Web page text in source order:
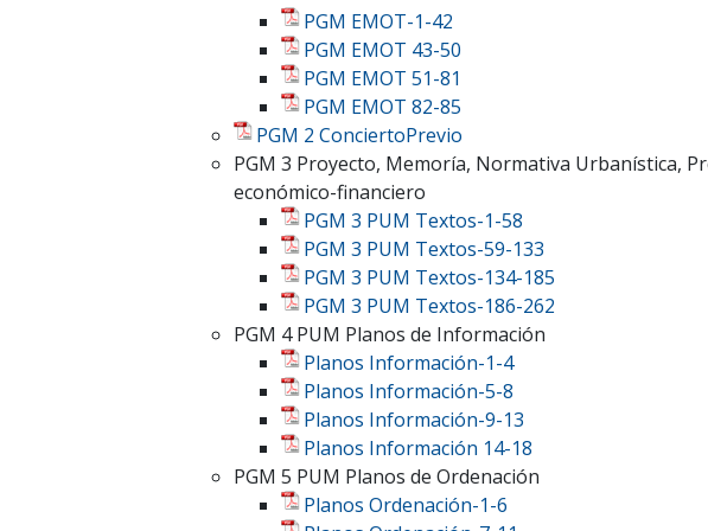
PGM EMOT-1-42
PGM EMOT 43-50
PGM EMOT 51-81
PGM EMOT 82-85
PGM 2 ConciertoPrevio
PGM 3 Proyecto, Memoría, Normativa Urbanística,
económico-financiero
PGM 3 PUM Textos-1-58
PGM 3 PUM Textos-59-133
PGM 3 PUM Textos-134-185
PGM 3 PUM Textos-186-262
PGM 4 PUM Planos de Información
Planos Información-1-4
Planos Información-5-8
Planos Información-9-13
Planos Información 14-18
PGM 5 PUM Planos de Ordenación
Planos Ordenación-1-6